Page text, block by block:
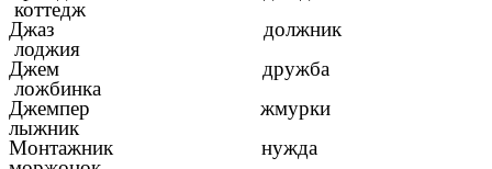
коттедж
Джаз должник
лоджия
Джем дружба
ложбинка
Джемпер жмурки
лыжник
Монтажник нужда